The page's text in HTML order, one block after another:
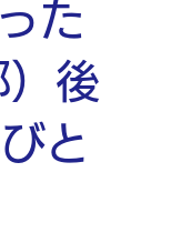
た
後
と